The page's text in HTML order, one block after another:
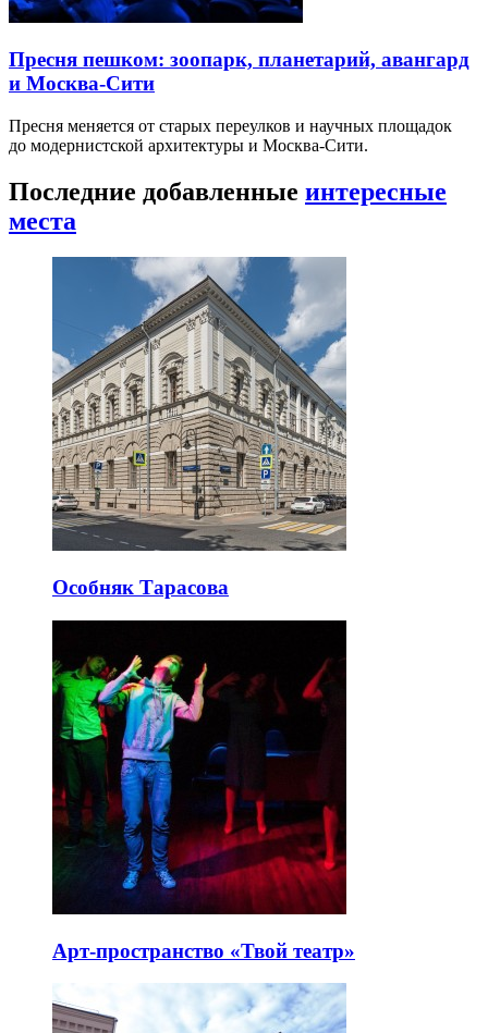
Пресня пешком: зоопарк, планетарий, авангард
и Москва-Сити
Пресня меняется от старых переулков и научных площадок
до модернистской архитектуры и Москва-Сити.
Последние добавленные интересные
места
Особняк Тарасова
Арт-пространство «Твой театр»